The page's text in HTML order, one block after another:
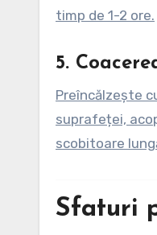
timp de 1-2 ore.
5.
Preîncălzește
suprafeței,
scobitoare
Sfaturi